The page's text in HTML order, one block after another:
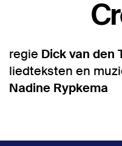
regie Dick van den
liedteksten en
Nadine Rypkema